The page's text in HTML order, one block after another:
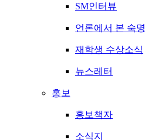
SM인터뷰
언론에서 본 숙명
재학생 수상소식
뉴스레터
홍보
홍보책자
소식지